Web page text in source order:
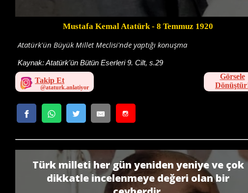
Mustafa Kemal Atatürk- 8 Temmuz 1920
Atatürk'ün Büyük Millet Meclisi'nde yaptığı konuşma
Kaynak:Atatürk'ün Bütün Eserleri 9. Cilt, s.29
Takip Et
Görsele
Türk milleti her gün yeniden yeniye ve çok
dikkatle incelenmeye değeri olan bir